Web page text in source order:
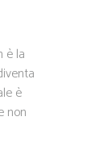
è la
è
non